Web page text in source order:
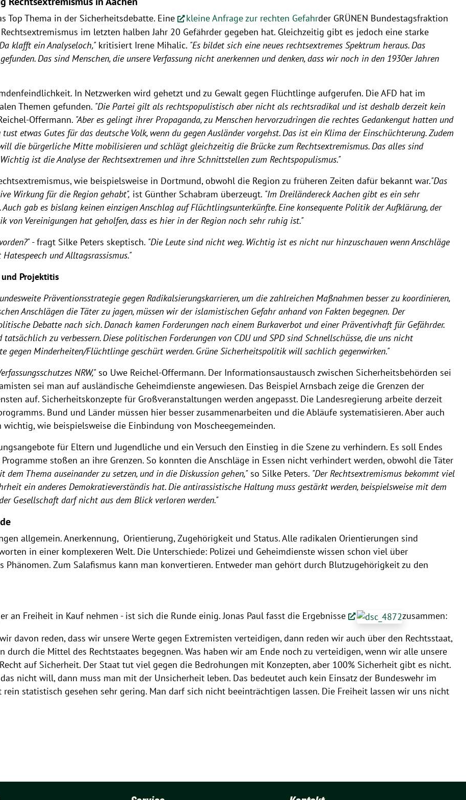
Top Thema in der Sicherheitsdebatte. Eine kleine Anfrage zur rechten Gefahrder GRÜNEN Bundestagsfraktion
im letzten halben Jahr 20 Gefährder gegeben hat. Gleichzeitig gibt es jedoch eine starke
klafft ein Analyseloch,"kritisiert Irene Mihalic. "Es bildet sich eine neues rechtsextremes Spektrum heraus. Das
Das sind Menschen, die unsere Verfassung nicht anerkennen und denken, dass wir noch in den 1930er Jahren
In Netzwerken wird gehetzt und zu Gewalt gegen Flüchtlinge aufgerufen. Die AFD hat im
Themen gefunden. "Die Partei gilt als rechtspopulistisch aber nicht als rechtsradikal und ist deshalb derzeit kein
Offermann. "Aber es gelingt ihrer Propaganda, zu Menschen hervorzudringen die rechtes Gedankengut hatten und
etwas Gutes für das deutsche Volk, wenn du gegen Ausländer vorgehst. Das ist ein Klima der Einschüchterung. Zudem
die bürgerliche Mitte mobilisieren und schlägt gleichzeitig die Brücke zum Rechtsextremismus. Das alles sind
ist die Analyse der Rechtsextremen und ihre Schnittstellen zum Rechtspopulismus."
wie beispielsweise in Dortmund, obwohl die Region zu früheren Zeiten dafür bekannt war."Das
Wirkung für die Region gehabt", ist Günther Schabram überzeugt. "Im Dreiländereck Aachen gibt es ein sehr
gab es bislang keinen einzigen Anschlag auf Flüchtlingsunterkünfte. Eine konsequente Politik der Aufklärung, der
von Vereinigungen hat geholfen, dass es hier in der Region noch sehr ruhig ist."
- fragt Silke Peters skeptisch. "Die Leute sind nicht weg. Wichtig ist es nicht nur hinzuschauen wenn Anschläge
und Alltagsrassismus."
Projektitis
Präventionsstrategie gegen Radikalsierungskarrieren, um die zahlreichen Maßnahmen besser zu koordinieren,
Anschlägen die Täter zu jagen, müssen wir der islamistischen Gefahr anhand von Fakten begegnen. Der
Debatte nach sich. Danach kamen Forderungen nach einem Burkaverbot und einer Präventivhaft für Gefährder.
zu verbessern. Diese politischen Forderungen von CDU und SPD sind Schnellschüsse, die uns nicht
gegen Minderheiten/Flüchtlinge geschürt werden. Grüne Sicherheitspolitik will sachlich gegenwirken."
NRW,"so Uwe Reichel-Offermann. Der Informationsaustausch zwischen Sicherheitsbehörden sei
sei man auf ausländische Geheimdienste angewiesen. Das Beispiel Arnsbach zeige die Grenzen der
auf. Sicherheitskonzepte für Großveranstaltungen werden angepasst. Die Landesregierung arbeite derzeit
Bund und Länder müssen hier besser zusammenarbeiten und die Abläufe systematisieren. Aber auch
wie beispielsweise die Einbindung von Moscheegemeinden.
für Eltern und Jugendliche und ein Versuch den Einstieg in die Szene zu verhindern. Es soll Endes
stoßen an ihre Grenzen. So konnten die Anschläge in Essen nicht verhindert werden, obwohl die Täter
Thema auseinander zu setzen, und in die Diskussion gehen,"so Silke Peters. "Der Rechtsextremismus bekommt viel
ein anderes Demokratieverständis hat. Die antirassistische Haltung muss gestärkt werden, beispielsweise mit dem
Gesellschaft darf nicht aus dem Blick verloren werden."
allgemein. Anerkennung, Orientierung, Zugehörigkeit und Status. Alle radikalen Orientierungen sind
in einer komplexeren Welt. Die Unterschiede: Polizei und Geheimdienste wissen schon viel über
Phänomen. Zum Salafismus kann man konvertieren. Entweder man gehört durch Blutzugehörigkeit zu den
an Freiheit in Kauf nehmen - ist sich die Runde einig. Jonas Paul fasst die Ergebnisse
zusammen:
davon reden, dass wir unsere Werte gegen Extremisten verteidigen, dann reden wir auch über den Rechtsstaat,
die Mittel des Rechtstaates begegnen. Was haben wir am Ende noch zu verteidigen, wenn wir alle unsere
auf Sicherheit. Der Staat tut viel gegen die Bedrohungen mit Konzepten, aber 100% Sicherheit gibt es nicht.
nicht will, dann muss man mit der Unsicherheit leben. Das bedeutet auch kein Einsatz der Bundeswehr im
rein statistisch gesehen sehr gering. Man darf sich nicht beeinträchtigen lassen. Die Freiheit lassen wir uns nicht